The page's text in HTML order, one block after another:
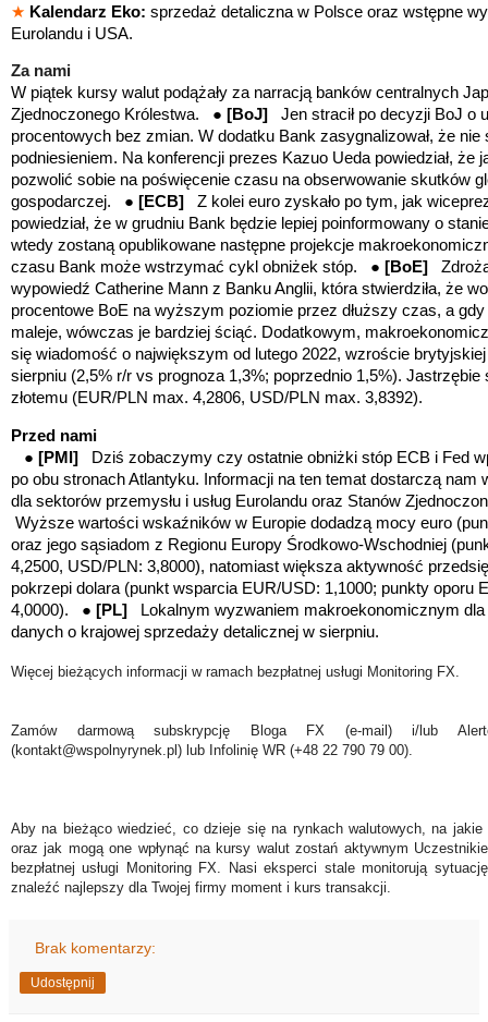
★ Kalendarz Eko: sprzedaż detaliczna w Polsce oraz wstępne
Eurolandu i USA.
Za nami
W piątek kursy walut podążały za narracją banków centralnych
Zjednoczonego Królestwa. ● [BoJ] Jen stracił po decyzji BoJ o
procentowych bez zmian. W dodatku Bank zasygnalizował, że
podniesieniem. Na konferencji prezes Kazuo Ueda powiedział, że
pozwolić sobie na poświęcenie czasu na obserwowanie skutków
gospodarczej. ● [ECB] Z kolei euro zyskało po tym, jak
powiedział, że w grudniu Bank będzie lepiej poinformowany o
wtedy zostaną opublikowane następne projekcje
czasu Bank może wstrzymać cykl obniżek stóp. ● [BoE]
wypowiedź Catherine Mann z Banku Anglii, która stwierdziła, że
procentowe BoE na wyższym poziomie przez dłuższy czas, a
maleje, wówczas je bardziej ściąć. Dodatkowym,
się wiadomość o największym od lutego 2022, wzroście
sierpniu (2,5% r/r vs prognoza 1,3%; poprzednio 1,5%). Jastrzębie
złotemu (EUR/PLN max. 4,2806, USD/PLN max. 3,8392).
Przed nami
● [PMI]
Dziś zobaczymy czy ostatnie obniżki stóp ECB i Fed
po obu stronach Atlantyku. Informacji na ten temat dostarczą nam
dla sektorów przemysłu i usług Eurolandu oraz Stanów
Wyższe wartości wskaźników w Europie dodadzą mocy euro
oraz jego sąsiadom z Regionu Europy Środkowo-Wschodniej (
4,2500, USD/PLN: 3,8000), natomiast większa aktywność
pokrzepi dolara (punkt wsparcia EUR/USD: 1,1000; punkty oporu
4,0000). ● [PL]
Lokalnym wyzwaniem makroekonomicznym dla
danych o krajowej sprzedaży detalicznej w sierpniu.
Więcej bieżących informacji w ramach bezpłatnej usługi Monitoring FX.
Zamów darmową subskrypcję Bloga FX (e-mail) i/lub
(kontakt@wspolnyrynek.pl) lub Infolinię WR (+48 22 790 79 00).
Aby na bieżąco wiedzieć, co dzieje się na rynkach walutowych, na
oraz jak mogą one wpłynąć na kursy walut zostań aktywnym
bezpłatnej usługi Monitoring FX. Nasi eksperci stale monitorują
znaleźć najlepszy dla Twojej firmy moment i kurs transakcji.
Brak komentarzy:
Udostępnij